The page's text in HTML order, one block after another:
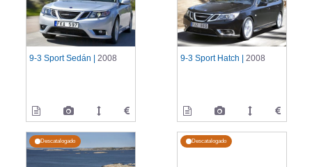
9-3 Sport Sedán | 2008 9-3 Sport Hatch | 2008
Descatalogado Descatalogado